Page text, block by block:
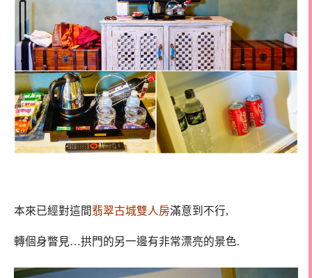
本來已經對這間翡翠古城雙人房滿意到不行,
轉個身瞥見…拱門的另一邊有非常漂亮的景色.